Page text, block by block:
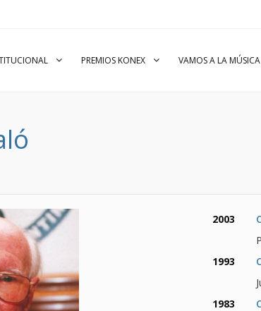
PREMIOS KONEX VAMOS A LA MÚSICA
2003
1993
1983